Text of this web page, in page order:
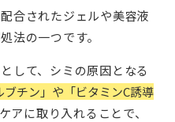
合されたジェルや美容液
法の一つです。
して、シミの原因となる
チン」や「ビタミンC誘導
アに取り入れることで、